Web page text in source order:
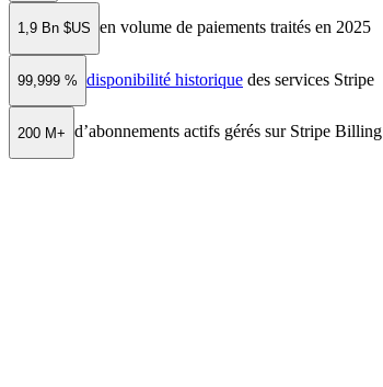
1,9 Bn $US en volume de paiements traités en 2025
99,999 % disponibilité historique des services Stripe
200 M+ d’abonnements actifs gérés sur Stripe Billing